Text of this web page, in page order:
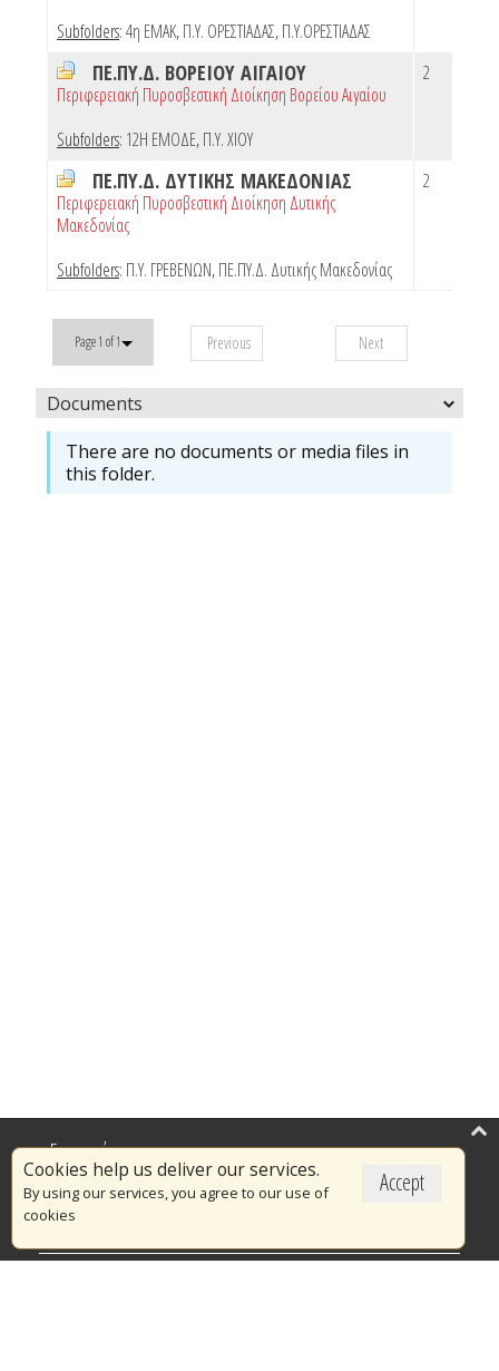
Subfolders:4η ΕΜΑΚ,Π.Υ. ΟΡΕΣΤΙΑΔΑΣ,Π.Υ.ΟΡΕΣΤΙΑΔΑΣ
ΠΕ.ΠΥ.Δ. ΒΟΡΕΙΟΥ ΑΙΓΑΙΟΥ
Περιφερειακή Πυροσβεστική Διοίκηση Βορείου Αιγαίου
Subfolders: 12Η ΕΜΟΔΕ,Π.Υ. ΧΙΟΥ
2
ΠΕ.ΠΥ.Δ. ΔΥΤΙΚΗΣ ΜΑΚΕΔΟΝΙΑΣ
Περιφερειακή Πυροσβεστική Διοίκηση Δυτικής
Μακεδονίας
Subfolders: Π.Υ. ΓΡΕΒΕΝΩΝ,ΠΕ.ΠΥ.Δ. Δυτικής Μακεδονίας
2
Page 1 of 1 Previous Next
Documents
There are no documents or media files in
this folder.
Accept
Cookies help us deliver our services.
By using our services, you agree to our use of
cookies
Επικαιρότητα
Το Πυροσβεστικό Σώμα